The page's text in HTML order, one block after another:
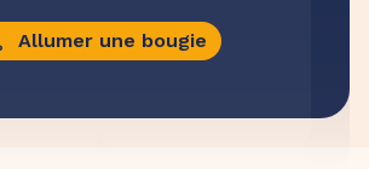
Allumer une bougie